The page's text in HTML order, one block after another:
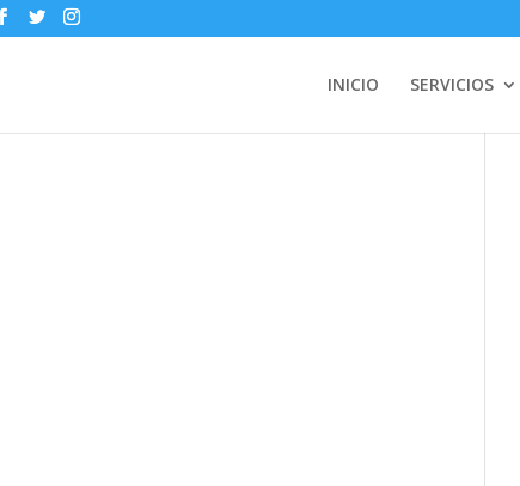
INICIO SERVICIOS